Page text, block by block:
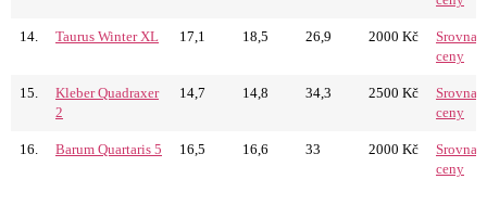
14. Taurus Winter XL 17,1 18,5 26,9 2000 Kč
Srovnat
ceny
15.
Kleber Quadraxer
2
14,7 14,8 34,3 2500 Kč
Srovnat
ceny
16. Barum Quartaris 5 16,5 16,6 33 2000 Kč
Srovnat
ceny